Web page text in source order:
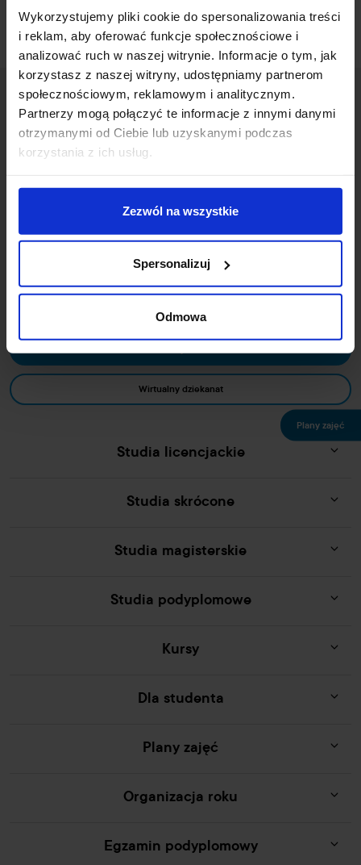
Wykorzystujemy pliki cookie do spersonalizowania treści
i reklam, aby oferować funkcje społecznościowe i
analizować ruch w naszej witrynie. Informacje o tym, jak
korzystasz z naszej witryny, udostępniamy partnerom
społecznościowym, reklamowym i analitycznym.
Partnerzy mogą połączyć te informacje z innymi danymi
otrzymanymi od Ciebie lub uzyskanymi podczas
korzystania z ich usług.
Zezwól na wszystkie
Spersonalizuj
Odmowa
Plany zajęć
ul. Wileńska 53/55
+48 42 687 00 44
Rekrutacja online
Wirtualny dziekanat
Studia licencjackie
Studia skrócone
Studia magisterskie
Studia podyplomowe
Kursy
Dla studenta
Plany zajęć
Organizacja roku
Egzamin podyplomowy